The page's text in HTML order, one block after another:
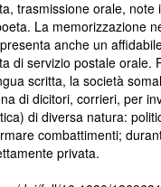
trasmissione orale, note
La memorizzazione
anche un
di servizio postale orale.
scritta, la società
di dicitori, corrieri, per
di diversa natura:
combattimenti;
privata.